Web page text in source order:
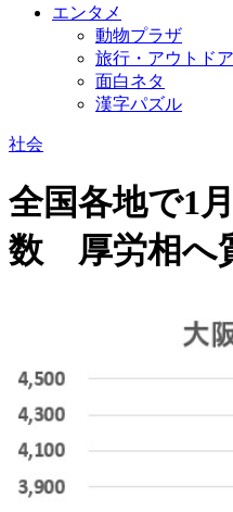
エンタメ
動物プラザ
旅行・アウトドア
面白ネタ
漢字パズル
社会
全国各地で1
数 厚労相へ